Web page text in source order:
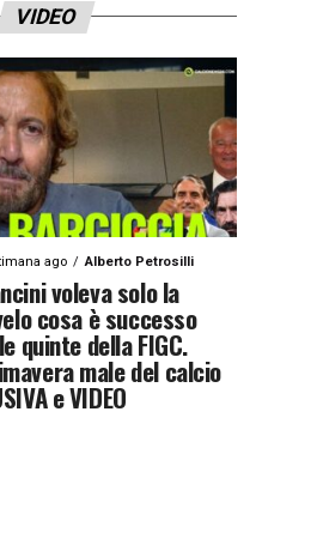
VIDEO
ago Alberto Petrosilli
voleva solo la
cosa è successo
quinte della FIGC.
male del calcio
e VIDEO